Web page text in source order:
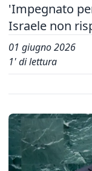
'Impegnato
Israele non
01 giugno 2026
1' di lettura